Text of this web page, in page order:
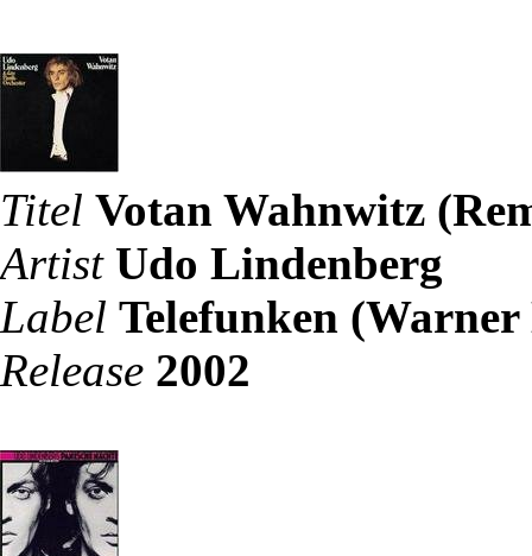
Titel Votan Wahnwitz
Artist Udo Lindenberg
Label Telefunken
Release 2002